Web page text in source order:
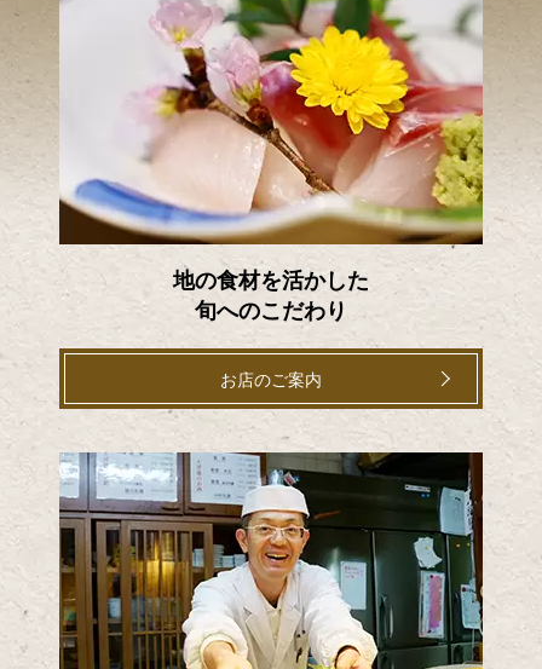
地の食材を活かした
旬へのこだわり
お店のご案内